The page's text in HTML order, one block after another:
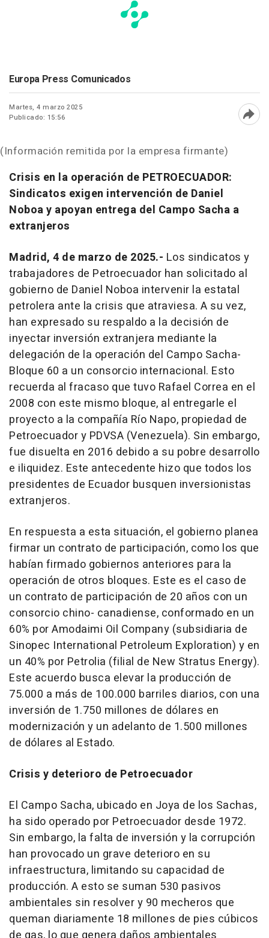
Europa Press Comunicados
Martes, 4 marzo 2025
Publicado: 15:56
(Información remitida por la empresa firmante)
Crisis en la operación de PETROECUADOR:
Sindicatos exigen intervención de Daniel
Noboa y apoyan entrega del Campo Sacha a
extranjeros
Madrid, 4 de marzo de 2025.- Los sindicatos y
trabajadores de Petroecuador han solicitado al
gobierno de Daniel Noboa intervenir la estatal
petrolera ante la crisis que atraviesa. A su vez,
han expresado su respaldo a la decisión de
inyectar inversión extranjera mediante la
delegación de la operación del Campo Sacha-
Bloque 60 a un consorcio internacional. Esto
recuerda al fracaso que tuvo Rafael Correa en el
2008 con este mismo bloque, al entregarle el
proyecto a la compañía Río Napo, propiedad de
Petroecuador y PDVSA (Venezuela). Sin embargo,
fue disuelta en 2016 debido a su pobre desarrollo
e iliquidez. Este antecedente hizo que todos los
presidentes de Ecuador busquen inversionistas
extranjeros.
En respuesta a esta situación, el gobierno planea
firmar un contrato de participación, como los que
habían firmado gobiernos anteriores para la
operación de otros bloques. Este es el caso de
un contrato de participación de 20 años con un
consorcio chino- canadiense, conformado en un
60% por Amodaimi Oil Company (subsidiaria de
Sinopec International Petroleum Exploration) y en
un 40% por Petrolia (filial de New Stratus Energy).
Este acuerdo busca elevar la producción de
75.000 a más de 100.000 barriles diarios, con una
inversión de 1.750 millones de dólares en
modernización y un adelanto de 1.500 millones
de dólares al Estado.
Crisis y deterioro de Petroecuador
El Campo Sacha, ubicado en Joya de los Sachas,
ha sido operado por Petroecuador desde 1972.
Sin embargo, la falta de inversión y la corrupción
han provocado un grave deterioro en su
infraestructura, limitando su capacidad de
producción. A esto se suman 530 pasivos
ambientales sin resolver y 90 mecheros que
queman diariamente 18 millones de pies cúbicos